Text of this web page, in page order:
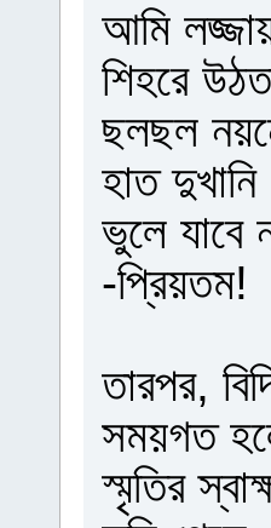
আমি
শিহরে
ছলছল
হাত
ভুলে যাবে
-প্রিয়তম!
তারপর,
সময়গত
স্মৃতির